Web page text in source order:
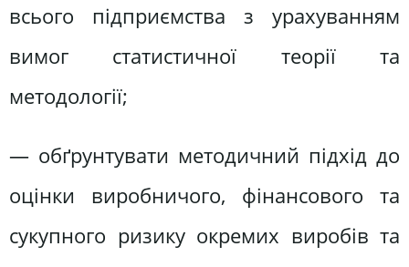
всього підприємства з урахуванням
вимог статистичної теорії та
методології;
— обґрунтувати методичний підхід до
оцінки виробничого, фінансового та
сукупного ризику окремих виробів та